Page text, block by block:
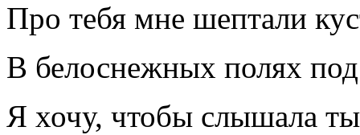
Про тебя мне шептали
В белоснежных полях
Я хочу, чтобы слышала